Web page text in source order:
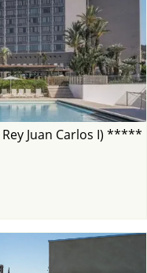
Juan Carlos I) *****